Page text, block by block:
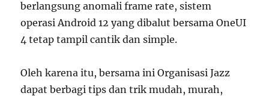
berlangsung anomali frame rate, sistem
operasi Android 12 yang dibalut bersama OneUI
4 tetap tampil cantik dan simple.
Oleh karena itu, bersama ini Organisasi Jazz
dapat berbagi tips dan trik mudah, murah,